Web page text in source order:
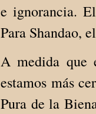
e ignorancia.
Para Shandao,
A medida que
estamos más
Pura de la